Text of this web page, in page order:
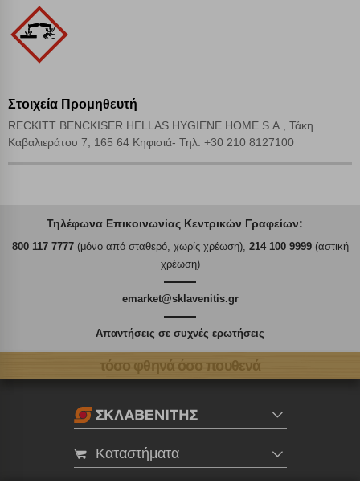
Στοιχεία Προμηθευτή
RECKITT BENCKISER HELLAS HYGIENE HOME S.A., Τάκη
Καβαλιεράτου 7, 165 64 Κηφισιά- Τηλ: +30 210 8127100
Τηλέφωνα Επικοινωνίας Κεντρικών Γραφείων:
800 117 7777(μόνο από σταθερό, χωρίς χρέωση), 214 100 9999(αστική
χρέωση)
emarket@sklavenitis.gr
Απαντήσεις σε συχνές ερωτήσεις
τόσο φθηνά όσο πουθενά
Καταστήματα